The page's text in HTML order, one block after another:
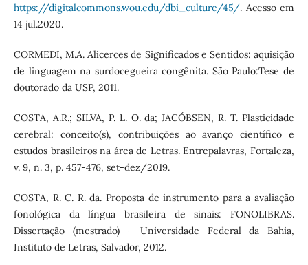
https://digitalcommons.wou.edu/dbi_culture/45/. Acesso em
14 jul.2020.
CORMEDI, M.A. Alicerces de Significados e Sentidos: aquisição
de linguagem na surdocegueira congênita. São Paulo:Tese de
doutorado da USP, 2011.
COSTA, A.R.; SILVA, P. L. O. da; JACÓBSEN, R. T. Plasticidade
cerebral: conceito(s), contribuições ao avanço científico e
estudos brasileiros na área de Letras. Entrepalavras, Fortaleza,
v. 9, n. 3, p. 457-476, set-dez/2019.
COSTA, R. C. R. da. Proposta de instrumento para a avaliação
fonológica da língua brasileira de sinais: FONOLIBRAS.
Dissertação (mestrado) - Universidade Federal da Bahia,
Instituto de Letras, Salvador, 2012.